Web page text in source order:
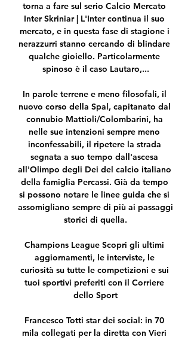
torna a fare sul serio Calcio Mercato
Inter Skriniar | L'Inter continua il suo
mercato, e in questa fase di stagione i
nerazzurri stanno cercando di blindare
qualche gioiello. Particolarmente
spinoso è il caso Lautaro,...
In parole terrene e meno filosofali, il
nuovo corso della Spal, capitanato dal
connubio Mattioli/Colombarini, ha
nelle sue intenzioni sempre meno
inconfessabili, il ripetere la strada
segnata a suo tempo dall'ascesa
all'Olimpo degli Dei del calcio italiano
della famiglia Percassi. Già da tempo
si possono notare le linee guida che si
assomigliano sempre di più ai passaggi
storici di quella.
Champions League Scopri gli ultimi
aggiornamenti, le interviste, le
curiosità su tutte le competizioni e sui
tuoi sportivi preferiti con il Corriere
dello Sport
Francesco Totti star dei social: in 70
mila collegati per la diretta con Vieri